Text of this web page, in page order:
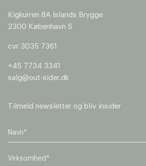
Kigkurren 8A Islands Brygge
2300 København S
cvr 3035 7361
+45 7734 3341
salg@out-sider.dk
Tilmeld newsletter og bliv insider
V